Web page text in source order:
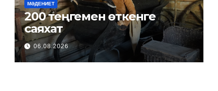
МӘДЕНИЕТ
200 теңгемен өткенге
саяхат
06.08.2026